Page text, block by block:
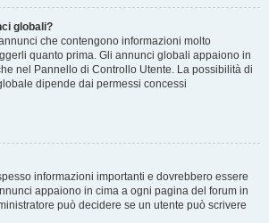
globali?
che contengono informazioni molto
quanto prima. Gli annunci globali appaiono in
nel Pannello di Controllo Utente. La possibilità di
dipende dai permessi concessi
informazioni importanti e dovrebbero essere
appaiono in cima a ogni pagina del forum in
può decidere se un utente può scrivere